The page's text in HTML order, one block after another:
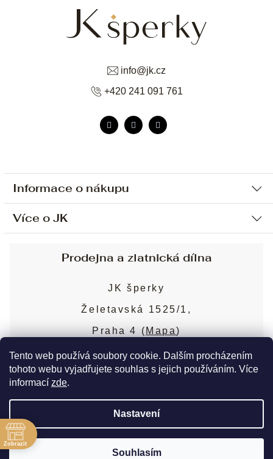
Tento web používá soubory cookie. Dalším procházením
tohoto webu vyjadřujete souhlas s jejich používáním. Více
informací zde.
Nastavení
Souhlasím
Informace o nákupu
Ochrana osobních údajů
Sjednání osobní schůzky
Obchodní podmínky
Puncovní značky
Více o JK
Blog
Nejčastější dotazy
info@jk.cz
+420 241 091 761
Prodejna a zlatnická dílna
JK šperky
Želetavská 1525/1,
Praha 4 ( Mapa)
Více o prodejně
Copyright 2026JK šperky. Všechna práva
vyhrazena. Upravit nastavení cookies
Zobrazit